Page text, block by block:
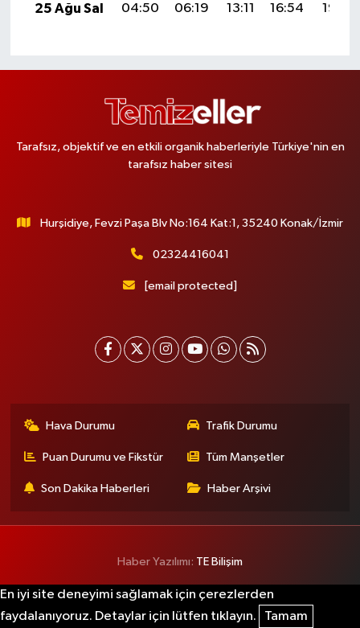
25 Ağu Sal
04:50 06:19 13:11 16:54 19:53
Tarafsız, objektif ve en etkili organik haberleriyle Türkiye'nin en
tarafsız haber sitesi
Hurşidiye, Fevzi Paşa Blv No:164 Kat:1, 35240 Konak/İzmir
02324416041
[email protected]
Hava Durumu Trafik Durumu
Puan Durumu ve Fikstür Tüm Manşetler
Son Dakika Haberleri Haber Arşivi
Haber Yazılımı: TE Bilişim
En iyi site deneyimi sağlamak için çerezlerden
faydalanıyoruz. Detaylar için lütfen tıklayın.
Tamam